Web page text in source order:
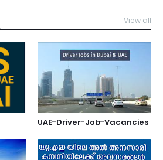
View all
UAE-Driver-Job-Vacancies